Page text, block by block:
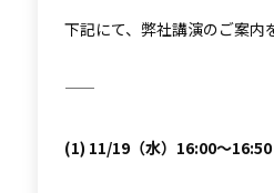
下記にて、弊社講演のご案内
―――――
(1) 11/19（水）16:00～16:50